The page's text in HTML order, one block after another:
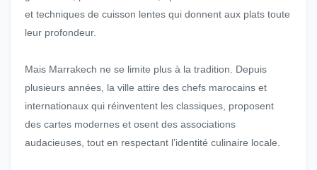
et techniques de cuisson lentes qui donnent aux plats toute
leur profondeur.
Mais Marrakech ne se limite plus à la tradition. Depuis
plusieurs années, la ville attire des chefs marocains et
internationaux qui réinventent les classiques, proposent
des cartes modernes et osent des associations
audacieuses, tout en respectant l’identité culinaire locale.